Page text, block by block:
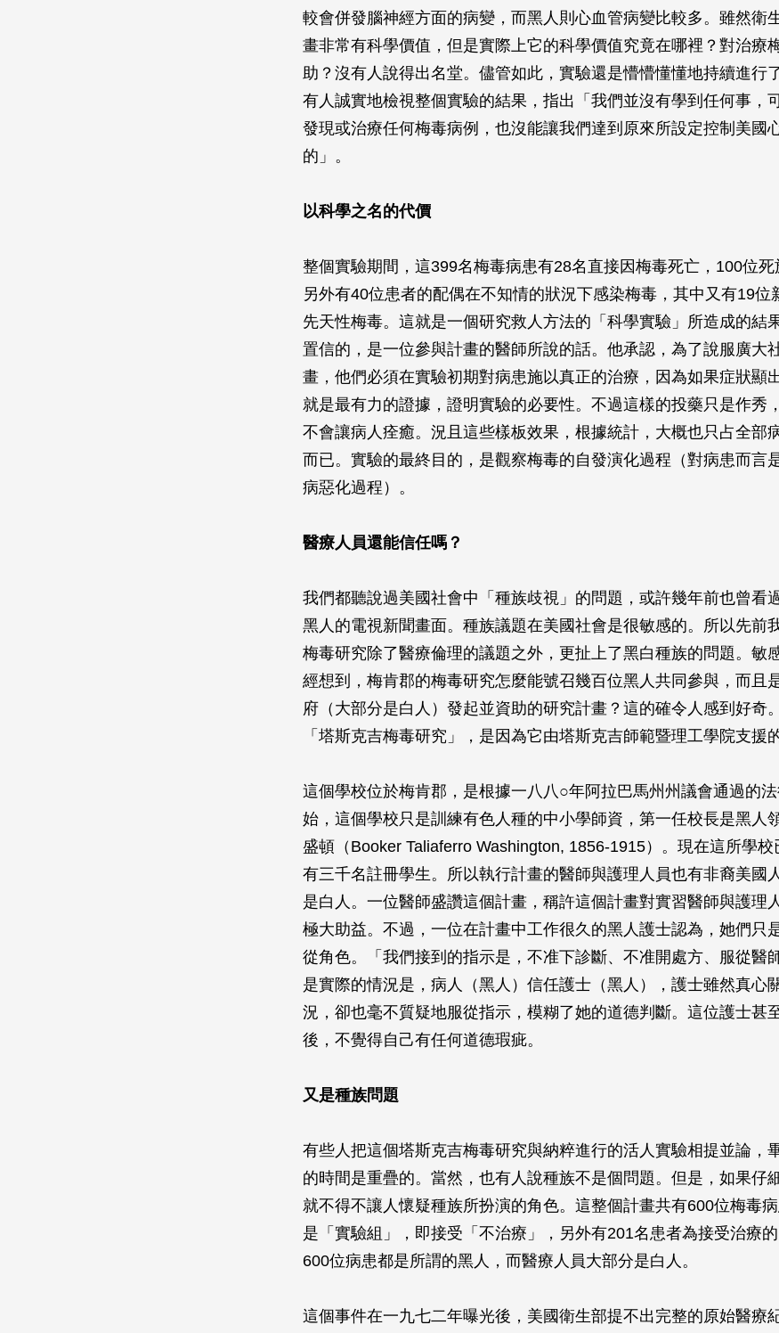
較會併發腦神經方面的病變，而黑人則心血管病變比較多。雖然衛
畫非常有科學價值，但是實際上它的科學價值究竟在哪裡？對治療
助？沒有人說得出名堂。儘管如此，實驗還是懵懵懂懂地持續進行
有人誠實地檢視整個實驗的結果，指出「我們並沒有學到任何事，
發現或治療任何梅毒病例，也沒能讓我們達到原來所設定控制美國
的」。
以科學之名的代價
整個實驗期間，這399名梅毒病患有28名直接因梅毒死亡，100位死
另外有40位患者的配偶在不知情的狀況下感染梅毒，其中又有19位
先天性梅毒。這就是一個研究救人方法的「科學實驗」所造成的結
置信的，是一位參與計畫的醫師所說的話。他承認，為了說服廣大
畫，他們必須在實驗初期對病患施以真正的治療，因為如果症狀顯
就是最有力的證據，證明實驗的必要性。不過這樣的投藥只是作秀
不會讓病人痊癒。況且這些樣板效果，根據統計，大概也只占全部
而已。實驗的最終目的，是觀察梅毒的自發演化過程（對病患而言
病惡化過程）。
醫療人員還能信任嗎？
我們都聽說過美國社會中「種族歧視」的問題，或許幾年前也曾看
黑人的電視新聞畫面。種族議題在美國社會是很敏感的。所以先前
梅毒研究除了醫療倫理的議題之外，更扯上了黑白種族的問題。敏
經想到，梅肯郡的梅毒研究怎麼能號召幾百位黑人共同參與，而且
府（大部分是白人）發起並資助的研究計畫？這的確令人感到好奇
「塔斯克吉梅毒研究」，是因為它由塔斯克吉師範暨理工學院支援的
這個學校位於梅肯郡，是根據一八八○年阿拉巴馬州州議會通過的
始，這個學校只是訓練有色人種的中小學師資，第一任校長是黑人
盛頓（Booker Taliaferro Washington, 1856-1915）。現在這所學校
有三千名註冊學生。所以執行計畫的醫師與護理人員也有非裔美國
是白人。一位醫師盛讚這個計畫，稱許這個計畫對實習醫師與護理
極大助益。不過，一位在計畫中工作很久的黑人護士認為，她們只
從角色。「我們接到的指示是，不准下診斷、不准開處方、服從醫
是實際的情況是，病人（黑人）信任護士（黑人），護士雖然真心
況，卻也毫不質疑地服從指示，模糊了她的道德判斷。這位護士甚
後，不覺得自己有任何道德瑕疵。
又是種族問題
有些人把這個塔斯克吉梅毒研究與納粹進行的活人實驗相提並論，
的時間是重疊的。當然，也有人說種族不是個問題。但是，如果仔
就不得不讓人懷疑種族所扮演的角色。這整個計畫共有600位梅毒
是「實驗組」，即接受「不治療」，另外有201名患者為接受治療
600位病患都是所謂的黑人，而醫療人員大部分是白人。
這個事件在一九七二年曝光後，美國衛生部提不出完整的原始醫療